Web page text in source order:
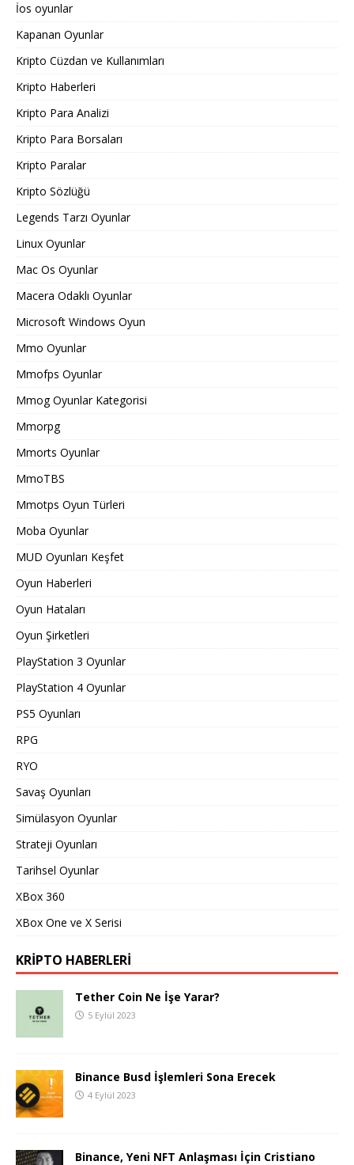
İos oyunlar
Kapanan Oyunlar
Kripto Cüzdan ve Kullanımları
Kripto Haberleri
Kripto Para Analizi
Kripto Para Borsaları
Kripto Paralar
Kripto Sözlüğü
Legends Tarzı Oyunlar
Linux Oyunlar
Mac Os Oyunlar
Macera Odaklı Oyunlar
Microsoft Windows Oyun
Mmo Oyunlar
Mmofps Oyunlar
Mmog Oyunlar Kategorisi
Mmorpg
Mmorts Oyunlar
MmoTBS
Mmotps Oyun Türleri
Moba Oyunlar
MUD Oyunları Keşfet
Oyun Haberleri
Oyun Hataları
Oyun Şirketleri
PlayStation 3 Oyunlar
PlayStation 4 Oyunlar
PS5 Oyunları
RPG
RYO
Savaş Oyunları
Simülasyon Oyunlar
Strateji Oyunları
Tarihsel Oyunlar
XBox 360
XBox One ve X Serisi
KRIPTO HABERLERI
Tether Coin Ne İşe Yarar?
5 Eylül 2023
Binance Busd İşlemleri Sona Erecek
4 Eylül 2023
Binance, Yeni NFT Anlaşması İçin Cristiano